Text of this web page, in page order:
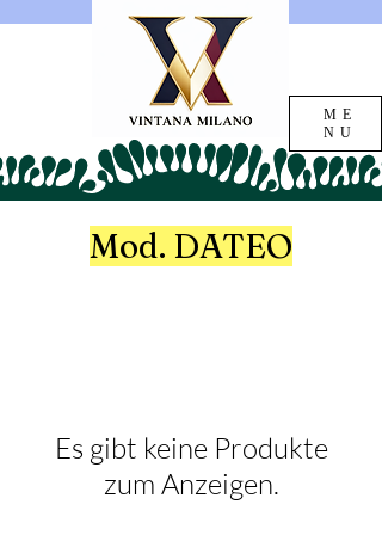
ME
NU
Mod. DATEO
Es gibt keine Produkte
zum Anzeigen.